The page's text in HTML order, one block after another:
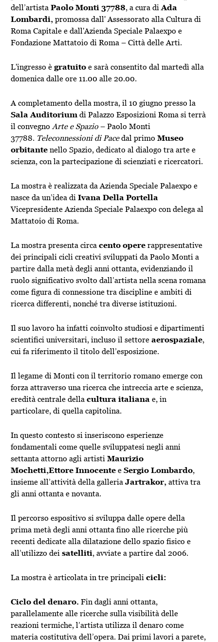
dell’artistaPaolo Monti 37788, a cura diAda
Lombardi, promossa dall' Assessorato alla Cultura di
Roma Capitale e dall'Azienda Speciale Palaexpo e
Fondazione Mattatoio di Roma – Città delle Arti.
L'ingresso ègratuitoe sarà consentito dal martedì alla
domenica dalle ore 11.00 alle 20.00.
A completamento della mostra, il 10 giugno presso la
Sala Auditorium di Palazzo Esposizioni Roma si terrà
il convegno Arte e Spazio– Paolo Monti
37788. Teleconnessioni di Pacedal primo Museo
orbitante nello Spazio, dedicato al dialogo tra arte e
scienza, con la partecipazione di scienziati e ricercatori.
La mostra è realizzata da Azienda Speciale Palaexpo e
nasce da un’idea di Ivana Della Portella
Vicepresidente Azienda Speciale Palaexpo con delega al
Mattatoio di Roma.
La mostra presenta circacento opere rappresentative
dei principali cicli creativi sviluppati da Paolo Monti a
partire dalla metà degli anni ottanta, evidenziando il
ruolo significativo svolto dall’artista nella scena romana
come figura di connessione tra discipline e ambiti di
ricerca differenti, nonché tra diverse istituzioni.
Il suo lavoro ha infatti coinvolto studiosi e dipartimenti
scientifici universitari, incluso il settoreaerospaziale,
cui fa riferimento il titolo dell’esposizione.
Il legame di Monti con il territorio romano emerge con
forza attraverso una ricerca che intreccia arte e scienza,
eredità centrale dellacultura italiana e, in
particolare, di quella capitolina.
In questo contesto si inseriscono esperienze
fondamentali come quelle sviluppatesi negli anni
settanta attorno agli artistiMaurizio
Mochetti,Ettore Innocente eSergio Lombardo,
insieme all’attività della galleriaJartrakor, attiva tra
gli anni ottanta e novanta.
Il percorso espositivo si sviluppa dalle opere della
prima metà degli anni ottanta fino alle ricerche più
recenti dedicate alla dilatazione dello spazio fisico e
all’utilizzo deisatelliti, avviate a partire dal 2006.
La mostra è articolata in tre principalicicli:
Ciclo del denaro.Fin dagli anni ottanta,
parallelamente alle ricerche sulla visibilità delle
reazioni termiche, l’artista utilizza il denaro come
materia costitutiva dell’opera. Dai primi lavori a parete,